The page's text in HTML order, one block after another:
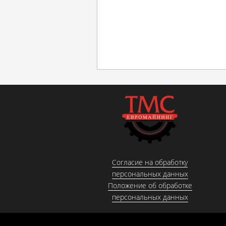
Согласие на обработку
персональных данных
Положение об обработке
персональных данных